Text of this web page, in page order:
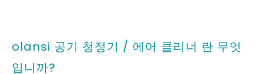
Olansi A12A 미니 입자 H13
안티 바이러스 홈 HEPA 공기
청정기 UVC 공기 청정기 데스
olansi k01a HEPA 공기 청정
기 에어 클리너 조용한 설정,